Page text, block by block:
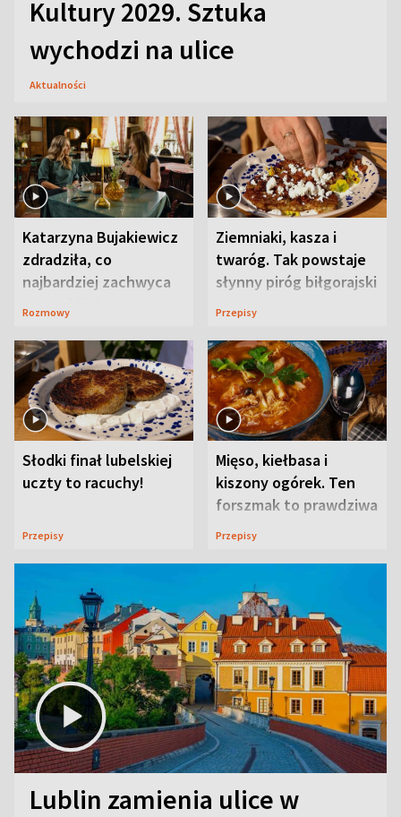
Kultury 2029. Sztuka
wychodzi na ulice
Aktualności
Katarzyna Bujakiewicz
zdradziła, co
najbardziej zachwyca
ją w Lublinie
Rozmowy
Ziemniaki, kasza i
twaróg. Tak powstaje
słynny piróg biłgorajski
Przepisy
Słodki finał lubelskiej
uczty to racuchy!
Przepisy
Mięso, kiełbasa i
kiszony ogórek. Ten
forszmak to prawdziwa
uczta
Przepisy
Lublin zamienia ulice w